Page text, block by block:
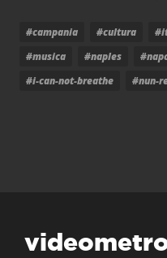
#campania #cultura
#musica
#naples
#i-can-not-breathe
#nun-